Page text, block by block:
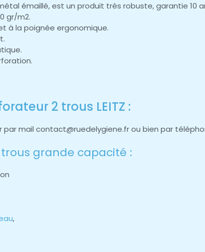
émaillé, est un produit très robuste, garantie 10
gr/m2.
à la poignée ergonomique.
2 trous LEITZ :
mail contact@ruedelygiene.fr ou bien par
grande capacité :
,